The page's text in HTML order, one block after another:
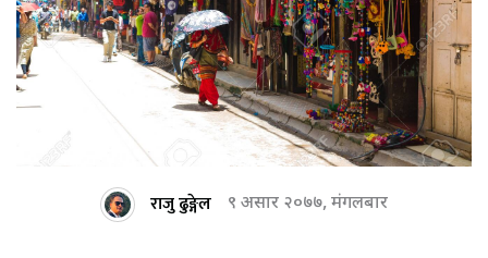
राजु ढुङ्गेल ९ असार २०७७, मंगलबार